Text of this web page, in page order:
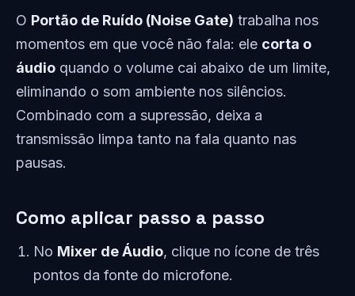
O Portão de Ruído (Noise Gate) trabalha nos
momentos em que você não fala: ele corta o
áudio quando o volume cai abaixo de um limite,
eliminando o som ambiente nos silêncios.
Combinado com a supressão, deixa a
transmissão limpa tanto na fala quanto nas
pausas.
Como aplicar passo a passo
No Mixer de Áudio, clique no ícone de três
pontos da fonte do microfone.